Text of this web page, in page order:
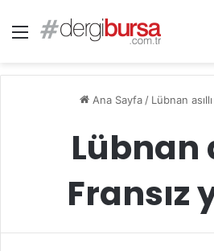
Menü
Ana Sayfa / Lübnan
Lübnan
Fransız